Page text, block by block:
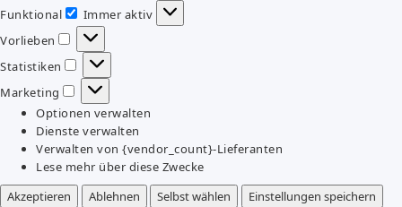
Funktional
Funktional
Immer aktiv
Vorlieben
Vorlieben
Statistiken
Statistiken
Marketing
Marketing
Optionen verwalten
Dienste verwalten
Verwalten von {vendor_count}-Lieferanten
Lese mehr über diese Zwecke
Akzeptieren
Ablehnen Selbst wählen
Einstellungen speichern